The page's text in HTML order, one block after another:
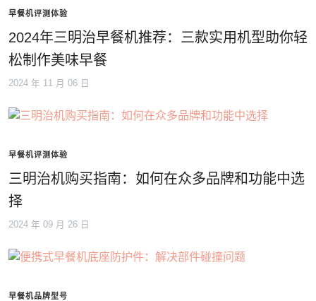
早餐机评测体验
2024年三明治早餐机推荐：三款实用机型助你轻
松制作美味早餐
2024 年 11 月 06 日
早餐机评测体验
三明治机购买指南：如何在众多品牌和功能中选
择
2024 年 09 月 26 日
早餐机品牌型号